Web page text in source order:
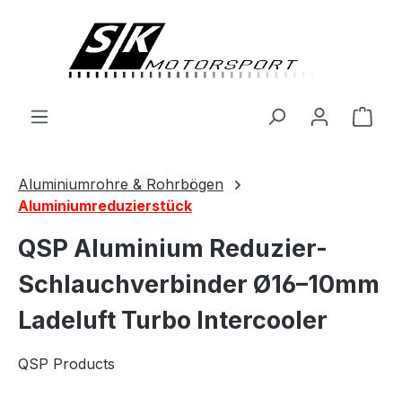
Aluminiumrohre & Rohrbögen
Aluminiumreduzierstück
QSP Aluminium Reduzier-
Schlauchverbinder Ø16–10mm
Ladeluft Turbo Intercooler
QSP Products